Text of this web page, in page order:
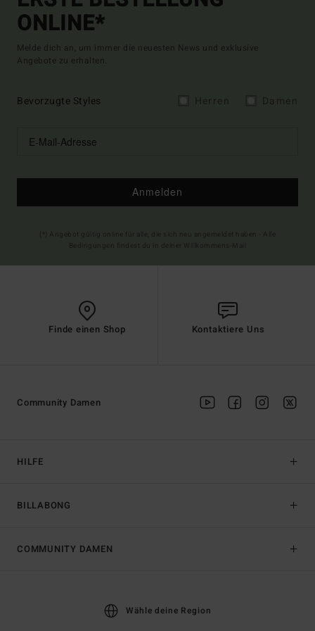
ONLINE*
Melde dich an, um immer die neuesten News und exklusive
Angebote zu erhalten.
Bevorzugte Styles
Anmelden
Finde einen Shop Kontaktiere Uns
HILFE
BILLABONG
Community Damen
COMMUNITY DAMEN
Wähle deine Region